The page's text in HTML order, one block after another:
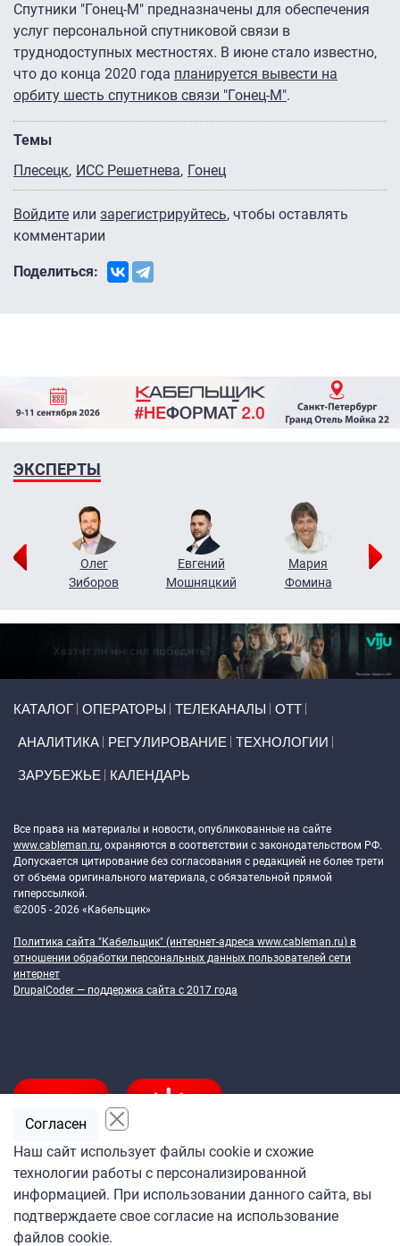
Спутники "Гонец-М" предназначены для обеспечения
услуг персональной спутниковой связи в
труднодоступных местностях. В июне стало известно,
что до конца 2020 года планируется вывести на
орбиту шесть спутников связи "Гонец-М".
Темы
Плесецк ИСС Решетнева Гонец
Войдите или зарегистрируйтесь, чтобы оставлять
комментарии
Поделиться:
ЭКСПЕРТЫ
Олег
Зиборов
Евгений
Мошняцкий
Мария
Фомина
КАТАЛОГ ОПЕРАТОРЫ ТЕЛЕКАНАЛЫ ОТТ
АНАЛИТИКА РЕГУЛИРОВАНИЕ ТЕХНОЛОГИИ
ЗАРУБЕЖЬЕ КАЛЕНДАРЬ
Все права на материалы и новости, опубликованные на сайте
www.cableman.ru, охраняются в соответствии с законодательством РФ.
Допускается цитирование без согласования с редакцией не более трети
от объема оригинального материала, с обязательной прямой
гиперссылкой.
©2005 - 2026 «Кабельщик»
Политика сайта "Кабельщик" (интернет-адреса www.cableman.ru) в
отношении обработки персональных данных пользователей сети
интернет
DrupalCoder — поддержка сайта c 2017 года
Подпишитесь
на ежедневную рассылку
«Кабельщика»
Наш сайт использует файлы cookie и схожие
технологии работы с персонализированной
информацией. При использовании данного сайта, вы
подтверждаете свое согласие на использование
файлов cookie.
Согласен